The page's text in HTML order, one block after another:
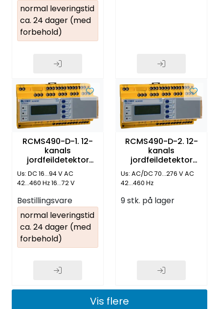
normal leveringstid
ca. 24 dager (med
forbehold)
RCMS490-D-1. 12-
kanals
jordfeildetektor
m/12 releutganger
Us: DC 16...94 V AC
42...460 Hz 16...72 V
Bestillingsvare
normal leveringstid
ca. 24 dager (med
forbehold)
RCMS490-D-2. 12-
kanals
jordfeildetektor
m/12 releutganger
Us: AC/DC 70...276 V AC
42...460 Hz
9 stk. på lager
Vis flere